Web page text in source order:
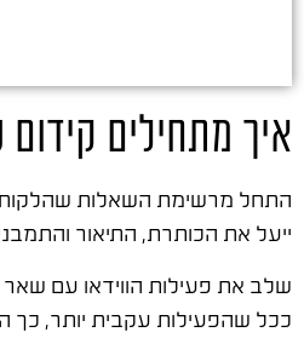
איך מתחילים קידום
התחל מרשימת השאלות
ייעל את הכותרת, התיאור
שלב את פעילות הווידאו עם שאר
ככל שהפעילות עקבית יותר, כך